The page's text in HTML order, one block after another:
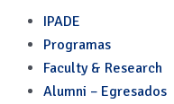
IPADE
Programas
Faculty & Research
Alumni – Egresados